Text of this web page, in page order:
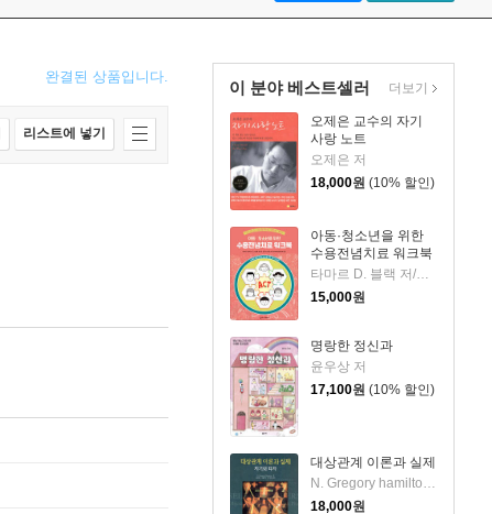
이 분야 베스트셀러
오제은 교수의 자기
사랑 노트
오제은 저
18,000원 (10% 할인)
아동·청소년을 위한
수용전념치료 워크북
15,000원
명랑한 정신과
윤우상 저
17,100원 (10% 할인)
대상관계 이론과 실제
N. Gregory hamilton 저/김진숙,김창대,이지연 공역
18,000원
더보기
완결된 상품입니다.
리스트에 넣기